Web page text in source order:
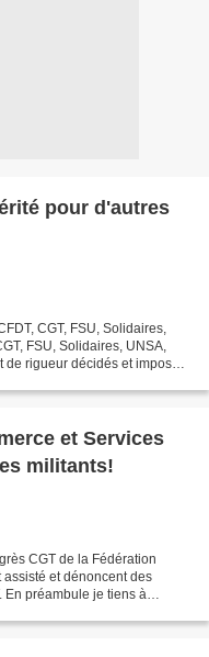
pour d'autres
CGT, FSU, Solidaires,
FSU, Solidaires, UNSA,
de rigueur décidés et imposés
et Services
militants!
CGT de la Fédération
et dénoncent des
En préambule je tiens à